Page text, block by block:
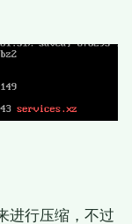
进行压缩，不过